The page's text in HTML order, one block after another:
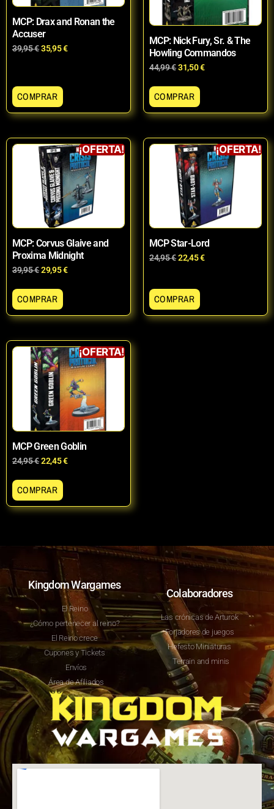
MCP: Drax and Ronan the
Accuser
39,95€35,95€
COMPRAR
MCP: Nick Fury, Sr. & The
Howling Commandos
44,99€31,50€
COMPRAR
¡OFERTA!
MCP: Corvus Glaive and
Proxima Midnight
39,95€29,95€
COMPRAR
¡OFERTA!
MCP Star-Lord
24,95€22,45€
COMPRAR
¡OFERTA!
MCP Green Goblin
24,95€22,45€
COMPRAR
Kingdom Wargames
El Reino
¿Cómo pertenecer al reino?
El Reino crece
Cupones y Tickets
Envíos
Área de Afiliados
Colaboradores
Las crónicas de Arturok
Forjadores de juegos
Hefesto Miniaturas
Terrain and minis